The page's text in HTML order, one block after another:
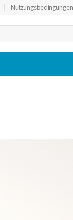
Nutzungsbedingungen